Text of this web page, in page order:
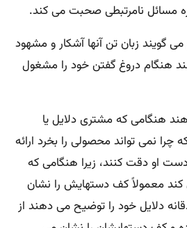
مسائل نامرتبطی صحبت می کند.
گویند زبان تن آنها آشکار و مشهود
هنگام دروغ گفتن خود را مشغول
هنگامی که مشتری دلایل یا
چرا نمی تواند محصولی را بخرد ارائه
او دقت کنند، زیرا هنگامی که
کند معمولاً کف دستهایش را نشان
دلایل خود را توضیح می دهند از